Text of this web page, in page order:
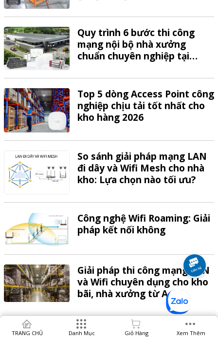
Quy trình 6 bước thi công
mạng nội bộ nhà xưởng
chuẩn chuyên nghiệp tại
Top 5 dòng Access Point công
nghiệp chịu tải tốt nhất cho
kho hàng 2026
So sánh giải pháp mạng LAN
đi dây và Wifi Mesh cho nhà
kho: Lựa chọn nào tối ưu?
Công nghệ Wifi Roaming: Giải
pháp kết nối không
Giải pháp thi công mạng LAN
và Wifi chuyên dụng cho kho
bãi, nhà xưởng từ A-Z
TRANG CHỦ Danh Mục Giỏ Hàng Xem Thêm